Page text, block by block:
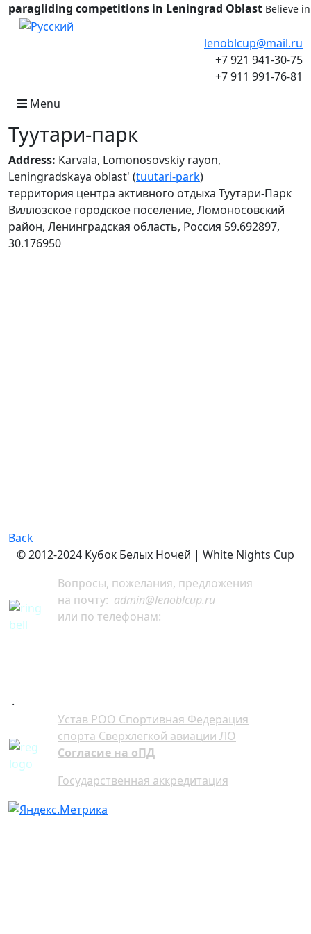
paragliding competitions in Leningrad Oblast Believe
Select your language
lenoblcup@mail.ru
+7 921 941-30-75
+7 911 991-76-81
Menu
Туутари-парк
Address: Karvala, Lomonosovskiy rayon,
Leningradskaya oblast' (tuutari-park)
территория центра активного отдыха Туутари-Парк
Виллозское городское поселение, Ломоносовский
район, Ленинградская область, Россия 59.692897,
30.176950
Back
© 2012-2024 Кубок Белых Ночей | White Nights Cup
Вопросы, пожелания, предложения
на почту: admin@lenoblcup.ru
или по телефонам:
.
Устав РОО Спортивная Федерация
спорта Сверхлегкой авиации ЛО
Согласие на оПД
Государственная аккредитация